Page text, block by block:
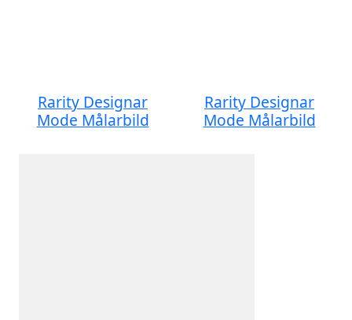
Rarity Designar
Mode Målarbild
Rarity Designar
Mode Målarbild